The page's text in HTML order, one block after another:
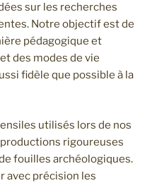
sur les recherches
Notre objectif est de
pédagogique et
des modes de vie
fidèle que possible à la
utilisés lors de nos
rigoureuses
fouilles archéologiques.
avec précision les